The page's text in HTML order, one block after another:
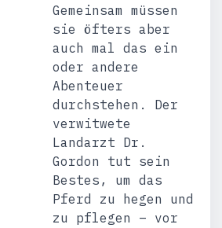
Gemeinsam müssen
sie öfters aber
auch mal das ein
oder andere
Abenteuer
durchstehen. Der
verwitwete
Landarzt Dr.
Gordon tut sein
Bestes, um das
Pferd zu hegen und
zu pflegen – vor